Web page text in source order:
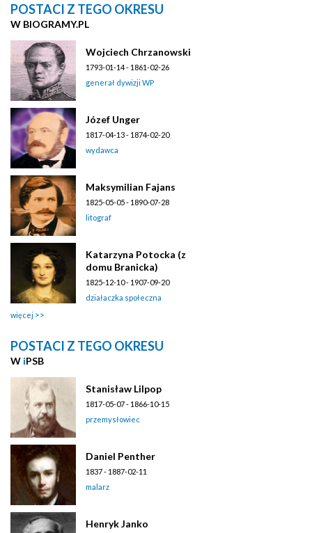
POSTACI Z TEGO OKRESU
W BIOGRAMY.PL
Wojciech Chrzanowski
1793-01-14 - 1861-02-26
generał dywizji WP
Józef Unger
1817-04-13 - 1874-02-20
wydawca
Maksymilian Fajans
1825-05-05 - 1890-07-28
litograf
Katarzyna Potocka (z
domu Branicka)
1825-12-10 - 1907-09-20
działaczka społeczna
więcej
POSTACI Z TEGO OKRESU
W iPSB
Stanisław Lilpop
1817-05-07 - 1866-10-15
przemysłowiec
Daniel Penther
1837 - 1887-02-11
malarz
Henryk Janko